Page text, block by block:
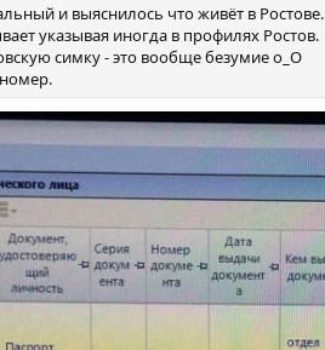
и выяснилось что живёт в Ростове.
указывая иногда в профилях Ростов.
симку - это вообще безумие о_О